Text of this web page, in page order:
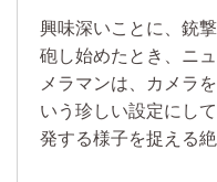
興味深いことに、銃
砲し始めたとき、ニ
メラマンは、カメラ
いう珍しい設定にし
発する様子を捉える